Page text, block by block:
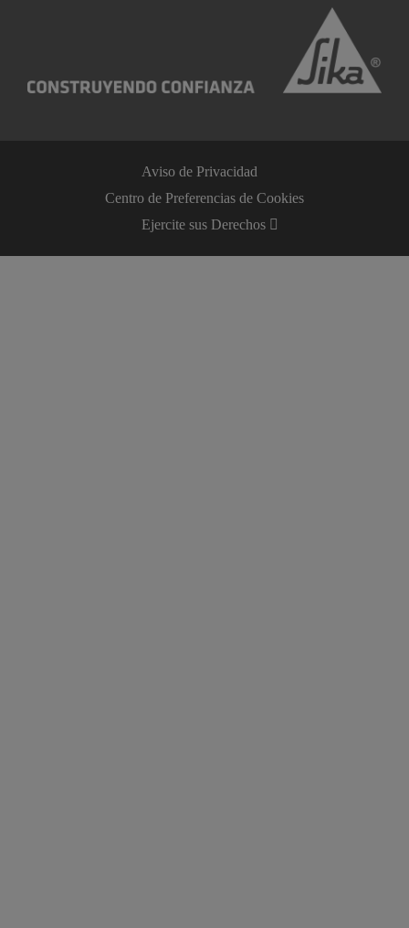
Aviso de Privacidad
Centro de Preferencias de Cookies
Ejercite sus Derechos